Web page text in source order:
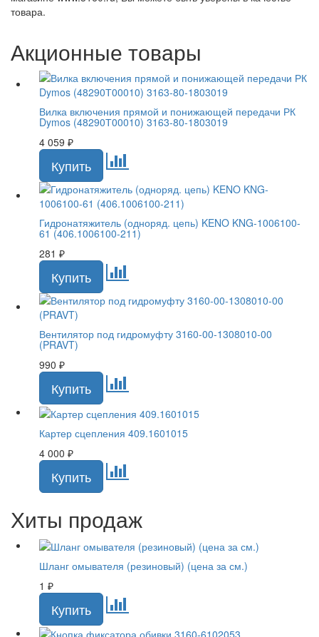
товара.
Акционные товары
Вилка включения прямой и понижающей передачи РК
Dymos (48290Т00010) 3163-80-1803019
4 059 ₽
Гидронатяжитель (одноряд. цепь) KENO KNG-1006100-
61 (406.1006100-211)
281 ₽
Вентилятор под гидромуфту 3160-00-1308010-00
(PRAVT)
990 ₽
Картер сцепления 409.1601015
4 000 ₽
Хиты продаж
Шланг омывателя (резиновый) (цена за см.)
1 ₽